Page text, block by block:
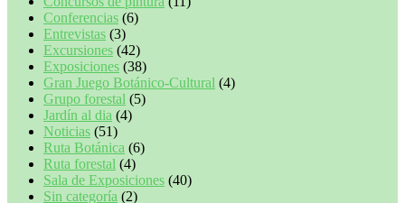
Conferencias (6)
Entrevistas (3)
Excursiones (42)
Exposiciones (38)
Gran Juego Botánico-Cultural (4)
Grupo forestal (5)
Jardín al dia (4)
Noticias (51)
Ruta Botánica (6)
Ruta forestal (4)
Sala de Exposiciones (40)
Sin categoría (2)